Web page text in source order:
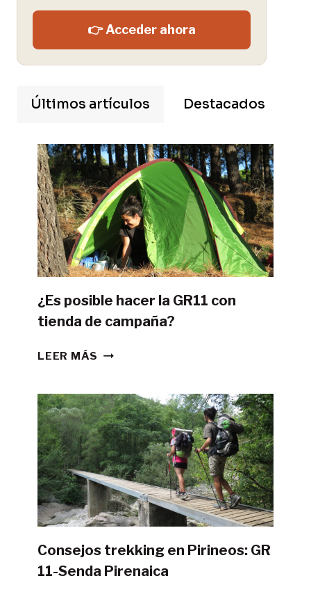
👉 Acceder ahora
Últimos artículos Destacados
¿Es posible hacer la GR11 con
tienda de campaña?
LEER MÁS ¿ES
LA
GR11
CON
TIENDA
DE
CAMPAÑA?
Consejos trekking en Pirineos: GR
11-Senda Pirenaica